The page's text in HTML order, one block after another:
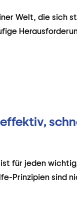
Welt, die sich
ist für jeden
Prinzipien sind